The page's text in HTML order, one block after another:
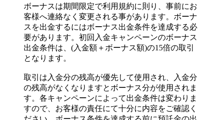
ボーナスは期間限定で利用規約に則り、事前にお
客様へ連絡なく変更される事があります。ボーナ
スを出金するにはボーナス出金条件を達成する必
要があります。初回入金キャンペーンのボーナス
出金条件は、(入金額＋ボーナス額)の15倍の取引
となります。
取引は入金分の残高が優先して使用され、入金分
の残高がなくなりますとボーナス分が使用されま
す。各キャンペーンによって出金条件は変わりま
すので、お客様の責任にて十分に内容をご確認く